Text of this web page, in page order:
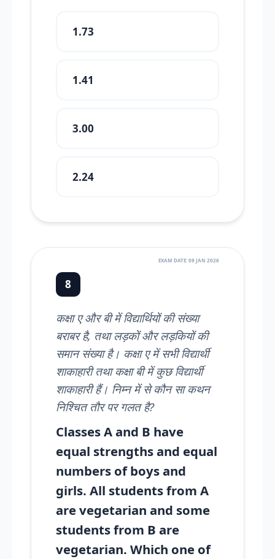
1.73
1.41
3.00
2.24
EXAM DATE: 09 JAN 2026
8
कक्षा ए और बी में विद्यार्थियों की संख्या
बराबर है, तथा लड़कों और लड़कियों की
समान संख्या है। कक्षा ए में सभी विद्यार्थी
शाकाहारी तथा कक्षा बी में कुछ विद्यार्थी
शाकाहारी हैं। निम्न में से कौन सा कथन
निश्चित तौर पर गलत है?
Classes A and B have
equal strengths and equal
numbers of boys and
girls. All students from A
are vegetarian and some
students from B are
vegetarian. Which one of